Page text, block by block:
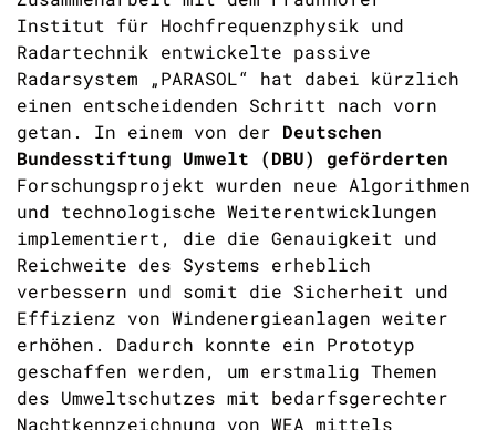
Institut für Hochfrequenzphysik und
Radartechnik entwickelte passive
Radarsystem „PARASOL“ hat dabei kürzlich
einen entscheidenden Schritt nach vorn
getan. In einem von der Deutschen
Bundesstiftung Umwelt (DBU) geförderten
Forschungsprojekt wurden neue Algorithmen
und technologische Weiterentwicklungen
implementiert, die die Genauigkeit und
Reichweite des Systems erheblich
verbessern und somit die Sicherheit und
Effizienz von Windenergieanlagen weiter
erhöhen. Dadurch konnte ein Prototyp
geschaffen werden, um erstmalig Themen
des Umweltschutzes mit bedarfsgerechter
Nachtkennzeichnung von WEA mittels